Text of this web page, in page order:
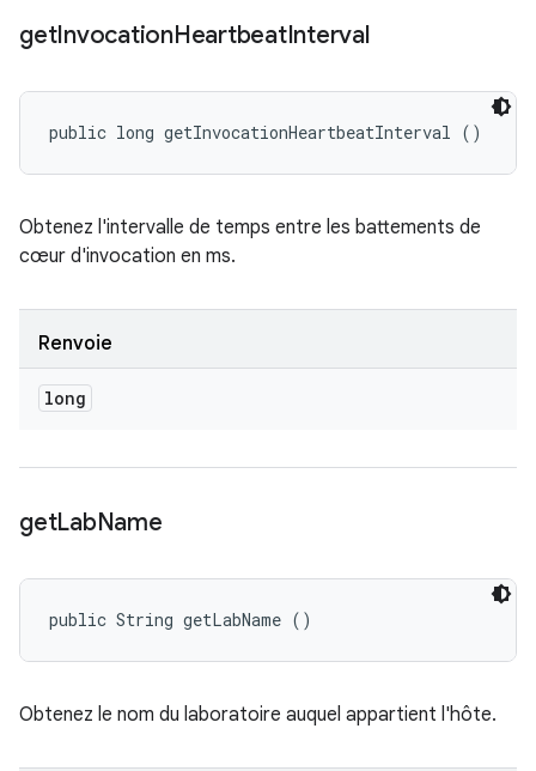
getInvocationHeartbeatInterval
public long getInvocationHeartbeatInterval ()
Obtenez l'intervalle de temps entre les battements de
cœur d'invocation en ms.
Renvoie
long
getLabName
public String getLabName ()
Obtenez le nom du laboratoire auquel appartient l'hôte.